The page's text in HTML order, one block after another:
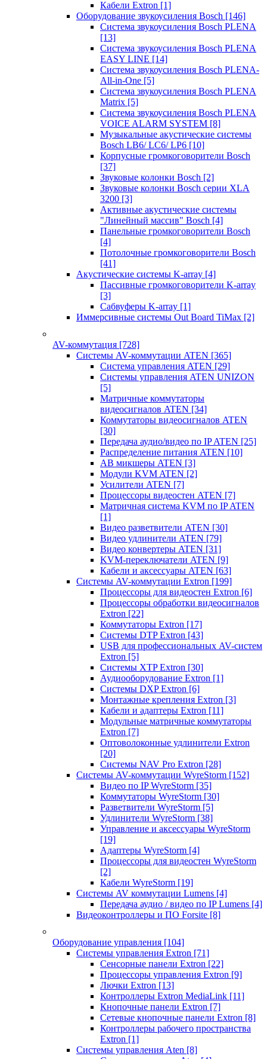
Кабели Extron [1]
Оборудование звукоусиления Bosch [146]
Система звукоусиления Bosch PLENA
[13]
Система звукоусиления Bosch PLENA
EASY LINE [14]
Система звукоусиления Bosch PLENA-
All-in-One [5]
Система звукоусиления Bosch PLENA
Matrix [5]
Система звукоусиления Bosch PLENA
VOICE ALARM SYSTEM [8]
Музыкальные акустические системы
Bosch LB6/ LC6/ LP6 [10]
Корпусные громкоговорители Bosch
[37]
Звуковые колонки Bosch [2]
Звуковые колонки Bosch серии XLA
3200 [3]
Активные акустические системы
"Линейный массив" Bosch [4]
Панельные громкоговорители Bosch
[4]
Потолочные громкоговорители Bosch
[41]
Акустические системы K-array [4]
Пассивные громкоговорители K-array
[3]
Сабвуферы K-array [1]
Иммерсивные системы Out Board TiMax [2]
AV-коммутация [728]
Системы AV-коммутации ATEN [365]
Система управления ATEN [29]
Системы управления ATEN UNIZON
[5]
Матричные коммутаторы
видеосигналов ATEN [34]
Коммутаторы видеосигналов ATEN
[30]
Передача аудио/видео по IP ATEN [25]
Распределение питания ATEN [10]
АВ микшеры ATEN [3]
Модули KVM ATEN [2]
Усилители ATEN [7]
Процессоры видеостен ATEN [7]
Матричная система KVM по IP ATEN
[1]
Видео разветвители ATEN [30]
Видео удлинители ATEN [79]
Видео конвертеры ATEN [31]
KVM-переключатели ATEN [9]
Кабели и аксессуары ATEN [63]
Системы AV-коммутации Extron [199]
Процессоры для видеостен Extron [6]
Процессоры обработки видеосигналов
Extron [22]
Коммутаторы Extron [17]
Системы DTP Extron [43]
USB для профессиональных AV-систем
Extron [5]
Системы XTP Extron [30]
Аудиооборудование Extron [1]
Системы DXP Extron [6]
Монтажные крепления Extron [3]
Кабели и адаптеры Extron [11]
Модульные матричные коммутаторы
Extron [7]
Оптоволоконные удлинители Extron
[20]
Системы NAV Pro Extron [28]
Системы AV-коммутации WyreStorm [152]
Видео по IP WyreStorm [35]
Коммутаторы WyreStorm [30]
Разветвители WyreStorm [5]
Удлинители WyreStorm [38]
Управление и аксессуары WyreStorm
[19]
Адаптеры WyreStorm [4]
Процессоры для видеостен WyreStorm
[2]
Кабели WyreStorm [19]
Системы AV коммутации Lumens [4]
Передача аудио / видео по IP Lumens [4]
Видеоконтроллеры и ПО Forsite [8]
Оборудование управления [104]
Системы управления Extron [71]
Сенсорные панели Extron [22]
Процессоры управления Extron [9]
Лючки Extron [13]
Контроллеры Extron MediaLink [11]
Кнопочные панели Extron [7]
Сетевые кнопочные панели Extron [8]
Контроллеры рабочего пространства
Extron [1]
Системы управления Aten [8]